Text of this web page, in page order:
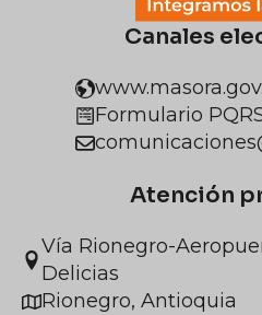
Canales
Formulario
Atención
Vía Rionegro-
Delicias
Rionegro, Antioquia